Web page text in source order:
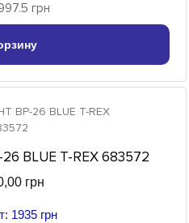
грн
BLUE T-REX 683572
грн
1935 грн